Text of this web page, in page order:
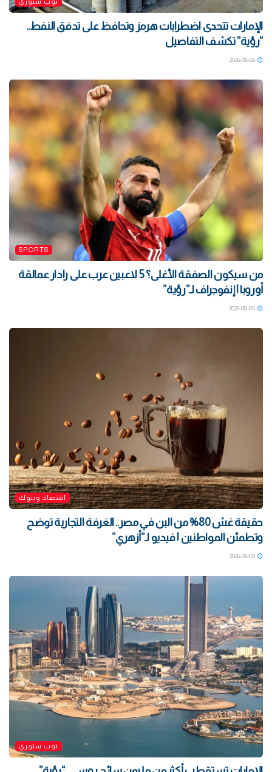
الإمارات تتحدى اضطرابات هرمز وتحافظ على تدفق النفط..
“رؤية” تكشف التفاصيل
SPORTS
من سيكون الصفقة الأغلى؟ 5 لاعبين عرب على رادار عمالقة
أوروبا | إنفوجراف لـ”رؤية”
اقتصاد وبنوك
حقيقة غش 80% من البن في مصر.. الغرفة التجارية توضح
وتطمئن المواطنين | فيديو لـ”أزهري”
توب ستوري